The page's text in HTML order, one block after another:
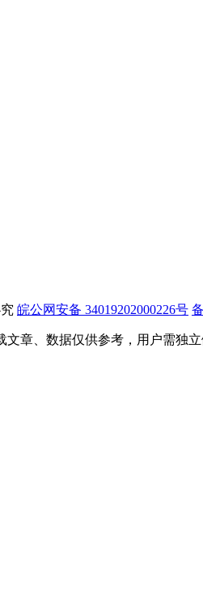
皖公网安备 34019202000226号
章、数据仅供参考，用户需独